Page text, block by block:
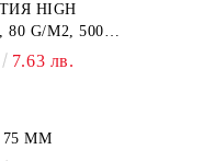
HIGH
80 G/M2, 500
7.63 лв.
MM